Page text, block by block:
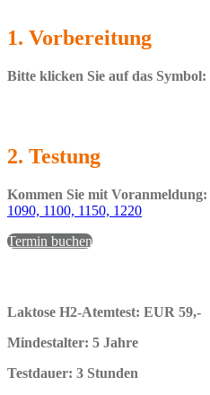
1. Vorbereitung
Bitte klicken Sie auf das Symbol:
2. Testung
Kommen Sie mit Voranmeldung:
1090, 1100, 1150, 1220
Termin buchen
Laktose H2-Atemtest: EUR 59,-
Mindestalter: 5 Jahre
Testdauer: 3 Stunden